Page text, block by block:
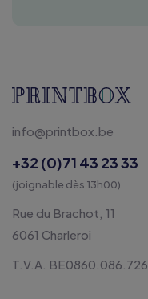
info@printbox.be
+32 (0)71 43 23 33
(joignable dès 13h00)
Rue du Brachot, 11
6061 Charleroi
T.V.A. BE0860.086.726